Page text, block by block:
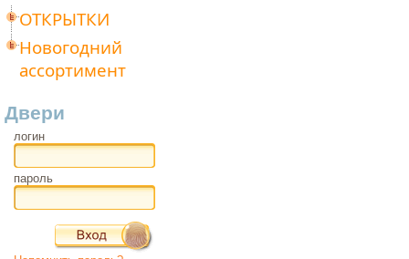
ОТКРЫТКИ
Новогодний
ассортимент
Двери
логин
пароль